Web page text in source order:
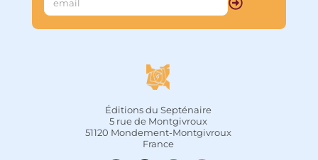
Éditions du Septénaire
5 rue de Montgivroux
51120 Mondement-Montgivroux
France